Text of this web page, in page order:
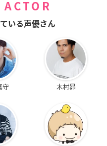
いる声優さん
守 木村昴